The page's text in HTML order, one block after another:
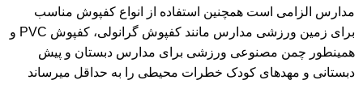
مدارس الزامی است همچنین استفاده از انواع کفپوش مناسب
برای زمین ورزشی مدارس مانند کفپوش گرانولی، کفپوش PVC و
همینطور چمن مصنوعی ورزشی برای مدارس دبستان و پیش
دبستانی و مهدهای کودک خطرات محیطی را به حداقل میرساند